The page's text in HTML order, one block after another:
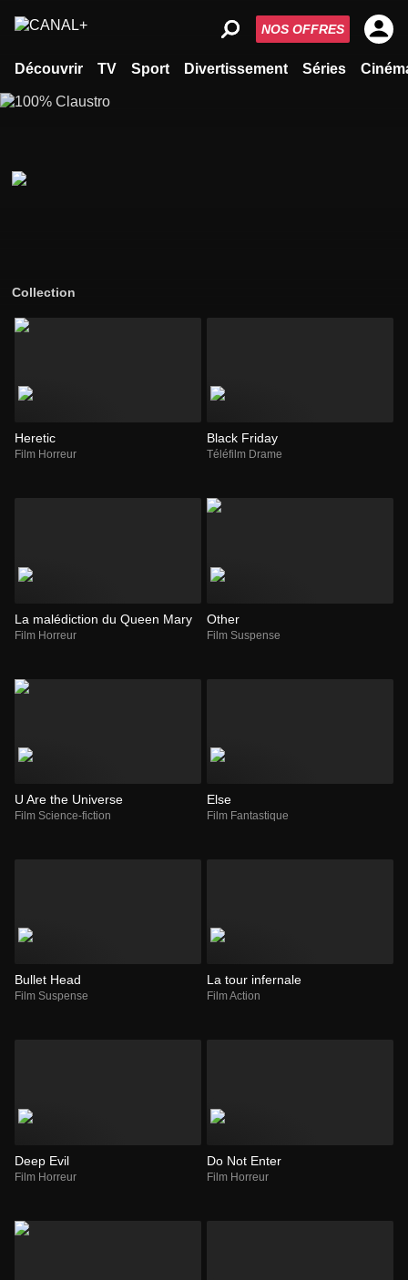
Découvrir TV Sport Divertissement Séries
NOS OFFRES
Collection
Heretic
Film Horreur
Black Friday
Téléfilm Drame
La malédiction du Queen Mary
Film Horreur
Other
Film Suspense
U Are the Universe
Film Science-fiction
Else
Film Fantastique
Bullet Head
Film Suspense
La tour infernale
Film Action
Deep Evil
Film Horreur
Do Not Enter
Film Horreur